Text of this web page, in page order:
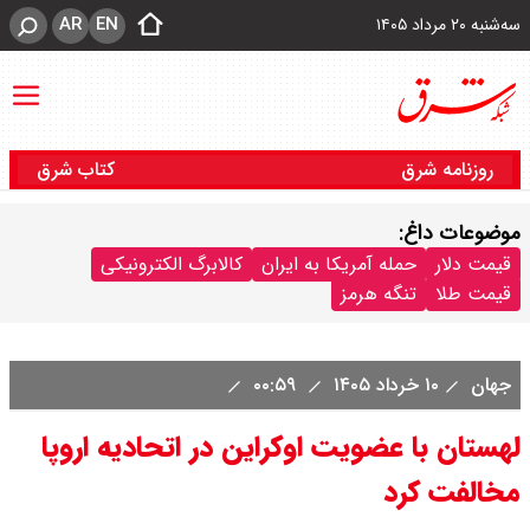
سه‌شنبه ۲۰ مرداد ۱۴۰۵ EN
AR
روزنامه شرق کتاب شرق
موضوعات داغ:
قیمت دلار حمله آمریکا به ایران
کالابرگ الکترونیکی
قیمت طلا
تنگه هرمز
جهان ۱۰ خرداد ۱۴۰۵
لهستان با عضویت اوکراین در اتحادیه اروپا
مخالفت کرد